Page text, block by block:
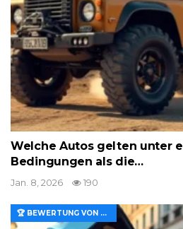
Welche Autos gelten unter
Bedingungen als die…
Jan. 8, 2026 190
🏆 BEWERTUNG VON MERKMALEN UND WERT